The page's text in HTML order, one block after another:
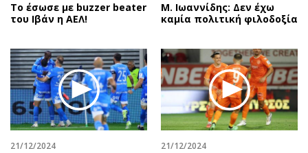
Το έσωσε με buzzer beater
του Ιβάν η ΑΕΛ!
Μ. Ιωαννίδης: Δεν έχω
καμία πολιτική φιλοδοξία
21/12/2024 21/12/2024